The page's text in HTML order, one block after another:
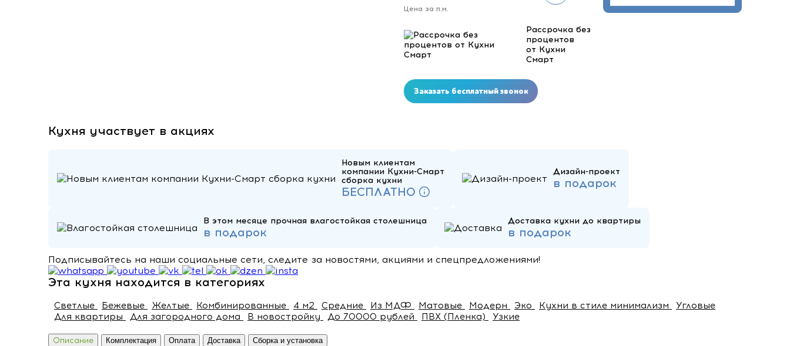
Цена за п.м.
Рассрочка без
процентов
от Кухни
Смарт
Заказать бесплатный звонок
Кухня участвует в акциях
Новым клиентам
компании Кухни-Смарт
сборка кухни
БЕСПЛАТНО
Дизайн-проект
в подарок
В этом месяце прочная влагостойкая столешница
в подарок
Доставка кухни до квартиры
в подарок
Подписывайтесь на наши социальные сети, следите за новостями, акциями и спецпредложениями!
Эта кухня находится в категориях
Светлые Бежевые Желтые Комбинированные 4 м2 Средние Из МДФ Матовые Модерн Эко Кухни в стиле минимализм
Угловые
Для квартиры
Для загородного дома В новостройку До 70000 рублей ПВХ (Пленка) Узкие
Описание Комплектация Оплата Доставка Сборка и установка